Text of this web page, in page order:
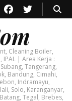
Cleaning Boiler,
IPAL | Area Kerja :
Tangerang,
Bandung, Cimahi,
Indramayu,
Solo, Karanganyar,
Tegal, Brebes,